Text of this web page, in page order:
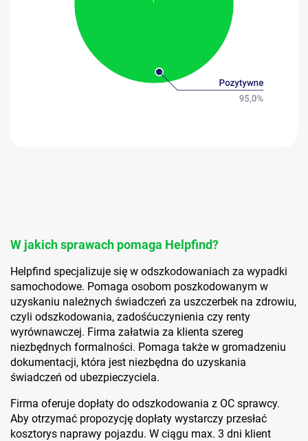
W jakich sprawach pomaga Helpfind?
Helpfind specjalizuje się w odszkodowaniach za wypadki
samochodowe. Pomaga osobom poszkodowanym w
uzyskaniu należnych świadczeń za uszczerbek na zdrowiu,
czyli odszkodowania, zadośćuczynienia czy renty
wyrównawczej. Firma załatwia za klienta szereg
niezbędnych formalności. Pomaga także w gromadzeniu
dokumentacji, która jest niezbędna do uzyskania
świadczeń od ubezpieczyciela.
Firma oferuje dopłaty do odszkodowania z OC sprawcy.
Aby otrzymać propozycję dopłaty wystarczy przesłać
kosztorys naprawy pojazdu. W ciągu max. 3 dni klient